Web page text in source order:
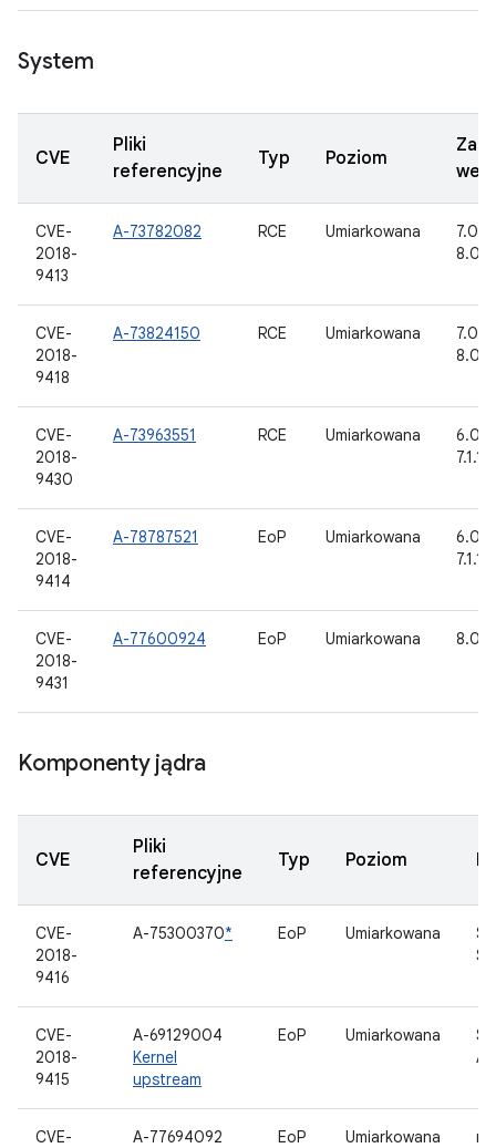
System
CVE
Pliki
referencyjne
Typ Poziom
CVE-
2018-
9413
A-73782082 RCE Umiarkowana
7.0,
8.0,
CVE-
2018-
9418
A-73824150 RCE Umiarkowana
7.0,
8.0,
CVE-
2018-
9430
A-73963551 RCE Umiarkowana
6.0,
CVE-
2018-
9414
A-78787521 EoP Umiarkowana
6.0,
CVE-
2018-
9431
A-77600924 EoP Umiarkowana 8.0,
Komponenty jądra
CVE
Pliki
referencyjne
Typ Poziom
CVE-
2018-
9416
A-75300370* EoP Umiarkowana
CVE-
2018-
9415
A-69129004
Kernel
upstream
EoP Umiarkowana
CVE-
A-77694092
EoP Umiarkowana